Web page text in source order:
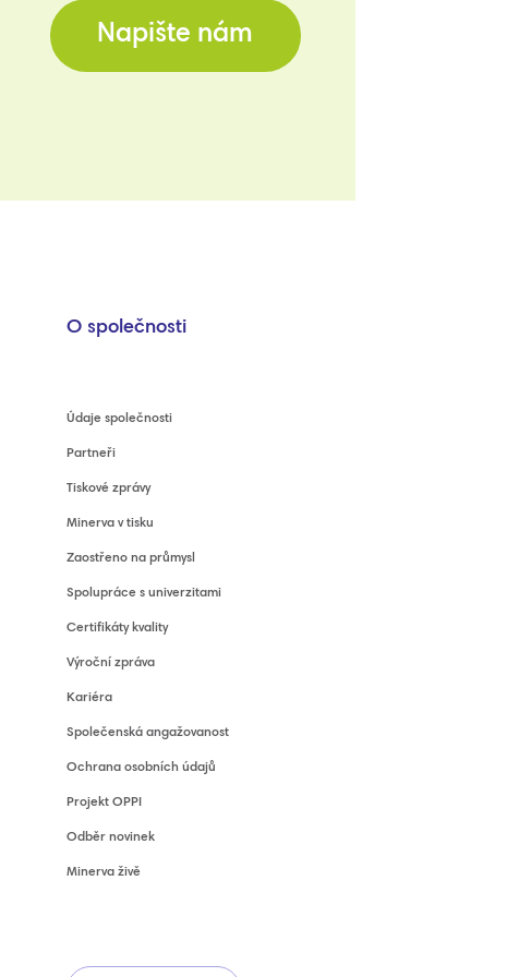
Napište nám
O společnosti
Údaje společnosti
Partneři
Tiskové zprávy
Minerva v tisku
Zaostřeno na průmysl
Spolupráce s univerzitami
Certifikáty kvality
Výroční zpráva
Kariéra
Společenská angažovanost
Ochrana osobních údajů
Projekt OPPI
Odběr novinek
Minerva živě